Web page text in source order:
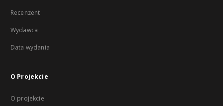
Recenzent
Wydawca
Data wydania
O Projekcie
O projekcie